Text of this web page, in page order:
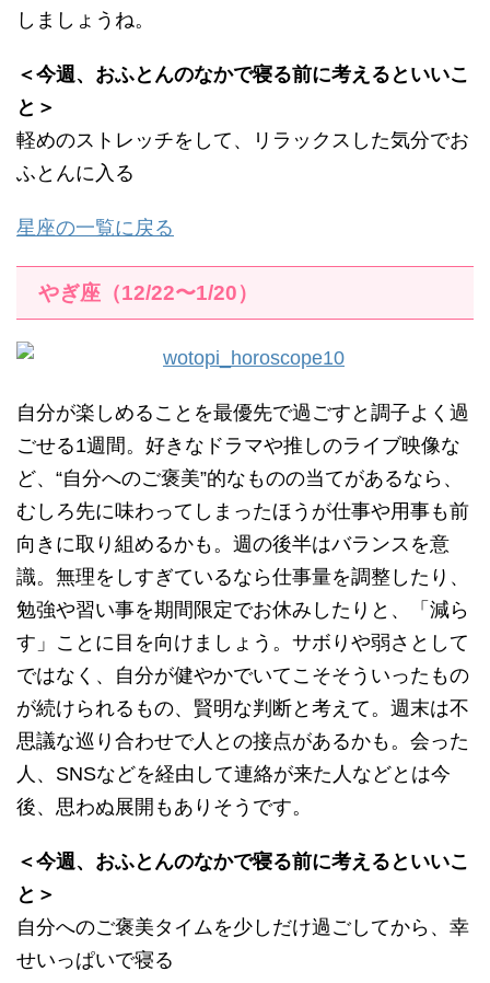
しましょうね。
＜今週、おふとんのなかで寝る前に考えるといいこ
と＞
軽めのストレッチをして、リラックスした気分でお
ふとんに入る
星座の一覧に戻る
やぎ座（12/22〜1/20）
自分が楽しめることを最優先で過ごすと調子よく過
ごせる1週間。好きなドラマや推しのライブ映像な
ど、“自分へのご褒美”的なものの当てがあるなら、
むしろ先に味わってしまったほうが仕事や用事も前
向きに取り組めるかも。週の後半はバランスを意
識。無理をしすぎているなら仕事量を調整したり、
勉強や習い事を期間限定でお休みしたりと、「減ら
す」ことに目を向けましょう。サボりや弱さとして
ではなく、自分が健やかでいてこそそういったもの
が続けられるもの、賢明な判断と考えて。週末は不
思議な巡り合わせで人との接点があるかも。会った
人、SNSなどを経由して連絡が来た人などとは今
後、思わぬ展開もありそうです。
＜今週、おふとんのなかで寝る前に考えるといいこ
と＞
自分へのご褒美タイムを少しだけ過ごしてから、幸
せいっぱいで寝る